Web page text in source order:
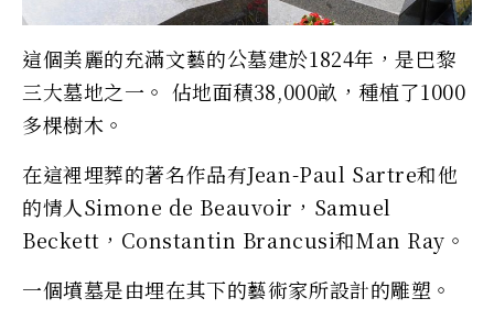
這個美麗的充滿文藝的公墓建於1824年，是巴黎
三大墓地之一。 佔地面積38,000畝，種植了1000
多棵樹木。
在這裡埋葬的著名作品有Jean-Paul Sartre和他
的情人Simone de Beauvoir，Samuel
Beckett，Constantin Brancusi和Man Ray。
一個墳墓是由埋在其下的藝術家所設計的雕塑。